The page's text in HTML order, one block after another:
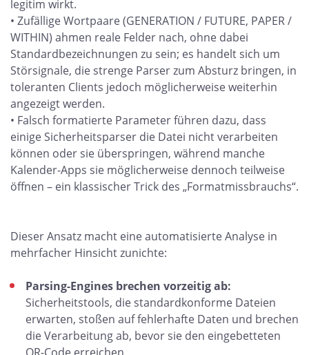
legitim wirkt.
• Zufällige Wortpaare (GENERATION / FUTURE, PAPER /
WITHIN) ahmen reale Felder nach, ohne dabei
Standardbezeichnungen zu sein; es handelt sich um
Störsignale, die strenge Parser zum Absturz bringen, in
toleranten Clients jedoch möglicherweise weiterhin
angezeigt werden.
• Falsch formatierte Parameter führen dazu, dass
einige Sicherheitsparser die Datei nicht verarbeiten
können oder sie überspringen, während manche
Kalender-Apps sie möglicherweise dennoch teilweise
öffnen – ein klassischer Trick des „Formatmissbrauchs“.
Dieser Ansatz macht eine automatisierte Analyse in
mehrfacher Hinsicht zunichte:
Parsing-Engines brechen vorzeitig ab:
Sicherheitstools, die standardkonforme Dateien
erwarten, stoßen auf fehlerhafte Daten und brechen
die Verarbeitung ab, bevor sie den eingebetteten